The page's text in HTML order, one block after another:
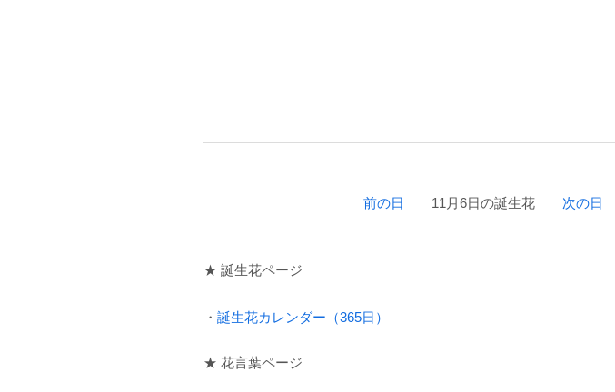
前の日 11月6日の誕生花 次の日
★ 誕生花ページ
・ 誕生花カレンダー（365日）
★ 花言葉ページ